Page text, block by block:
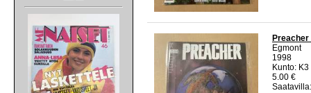
Egmont
1998
Kunto:
5.00 €